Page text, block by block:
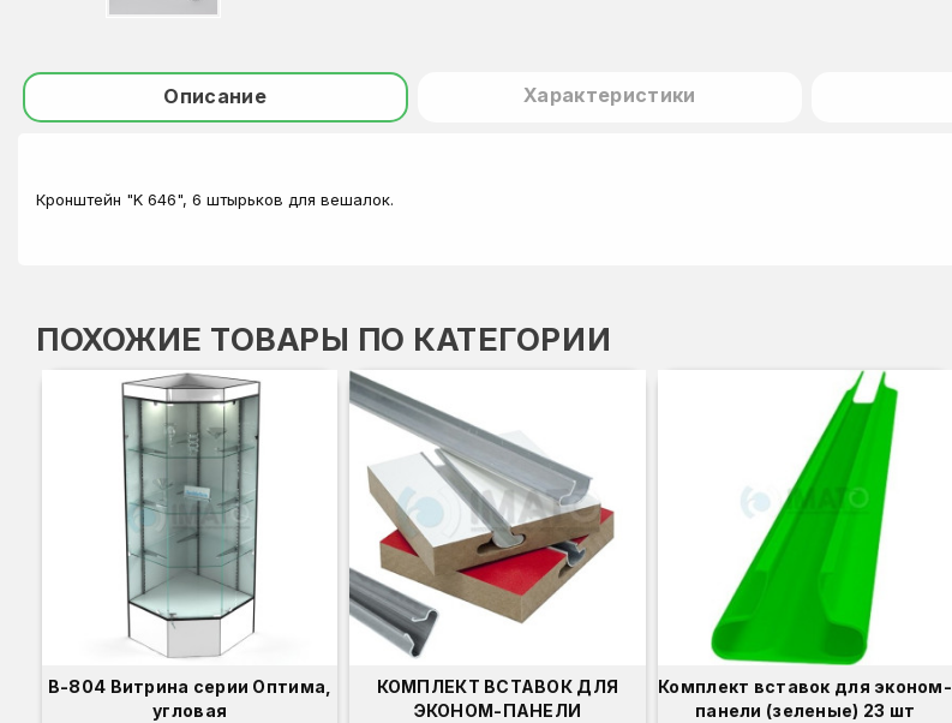
Описание Характеристики
Кронштейн "K 646", 6 штырьков для вешалок.
ПОХОЖИЕ ТОВАРЫ ПО КАТЕГОРИИ
В-804 Витрина серии Оптима,
угловая
КОМПЛЕКТ ВСТАВОК ДЛЯ
ЭКОНОМ-ПАНЕЛИ
Комплект вставок для эконом-
панели (зеленые) 23 шт